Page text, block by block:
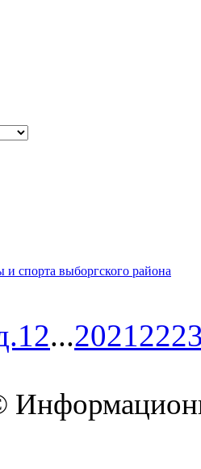
и спорта выборгского района
12...202122